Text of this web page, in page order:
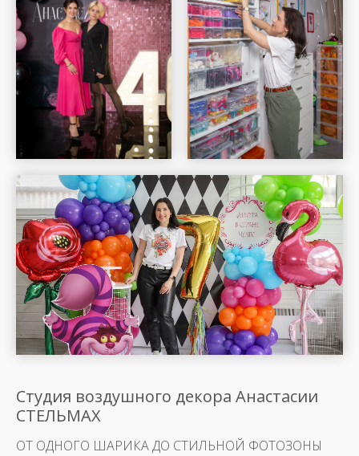
Шар Удачи на карте Москвы — Яндекс Карты
Студия воздушного декора Анастасии
СТЕЛЬМАХ
ОТ ОДНОГО ШАРИКА ДО СТИЛЬНОЙ ФОТОЗОНЫ